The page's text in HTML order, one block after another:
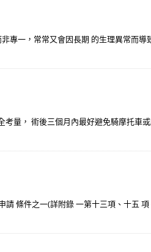
專一，常常又會因長期 的生理異常而
量， 術後三個月內最好避免騎摩托車
條件之一(詳附錄 一第十三項、十五